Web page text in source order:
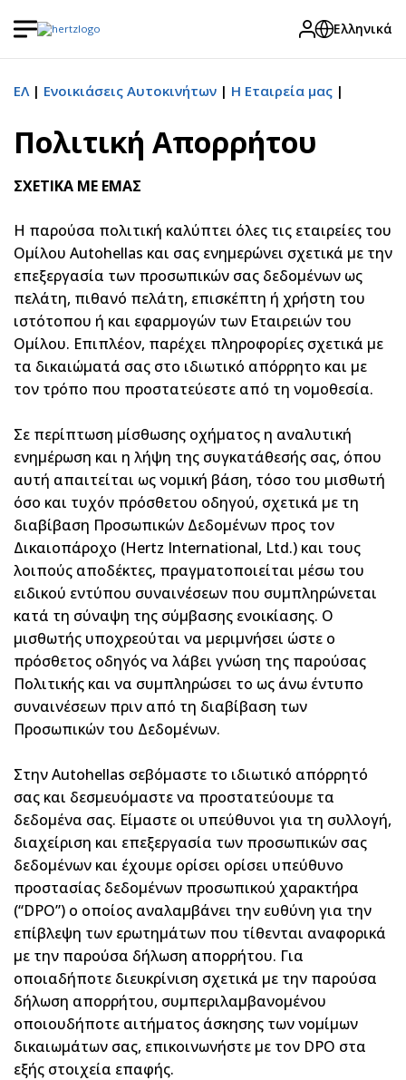
Ελληνικά
ΕΛ Ενοικιάσεις Αυτοκινήτων Η Εταιρεία μας
Πολιτική Απορρήτου
ΣΧΕΤΙΚΑ ΜΕ ΕΜΑΣ
Η παρούσα πολιτική καλύπτει όλες τις εταιρείες του
Ομίλου Autohellas και σας ενημερώνει σχετικά με την
επεξεργασία των προσωπικών σας δεδομένων ως
πελάτη, πιθανό πελάτη, επισκέπτη ή χρήστη του
ιστότοπου ή και εφαρμογών των Εταιρειών του
Ομίλου. Επιπλέον, παρέχει πληροφορίες σχετικά με
τα δικαιώματά σας στο ιδιωτικό απόρρητο και με
τον τρόπο που προστατεύεστε από τη νομοθεσία.
Σε περίπτωση μίσθωσης οχήματος η αναλυτική
ενημέρωση και η λήψη της συγκατάθεσής σας, όπου
αυτή απαιτείται ως νομική βάση, τόσο του μισθωτή
όσο και τυχόν πρόσθετου οδηγού, σχετικά με τη
διαβίβαση Προσωπικών Δεδομένων προς τον
Δικαιοπάροχο (Hertz International, Ltd.) και τους
λοιπούς αποδέκτες, πραγματοποιείται μέσω του
ειδικού εντύπου συναινέσεων που συμπληρώνεται
κατά τη σύναψη της σύμβασης ενοικίασης. Ο
μισθωτής υποχρεούται να μεριμνήσει ώστε ο
πρόσθετος οδηγός να λάβει γνώση της παρούσας
Πολιτικής και να συμπληρώσει το ως άνω έντυπο
συναινέσεων πριν από τη διαβίβαση των
Προσωπικών του Δεδομένων.
Στην Autohellas σεβόμαστε το ιδιωτικό απόρρητό
σας και δεσμευόμαστε να προστατεύουμε τα
δεδομένα σας. Είμαστε οι υπεύθυνοι για τη συλλογή,
διαχείριση και επεξεργασία των προσωπικών σας
δεδομένων και έχουμε ορίσει ορίσει υπεύθυνο
προστασίας δεδομένων προσωπικού χαρακτήρα
(“DPO”) ο οποίος αναλαμβάνει την ευθύνη για την
επίβλεψη των ερωτημάτων που τίθενται αναφορικά
με την παρούσα δήλωση απορρήτου. Για
οποιαδήποτε διευκρίνιση σχετικά με την παρούσα
δήλωση απορρήτου, συμπεριλαμβανομένου
οποιουδήποτε αιτήματος άσκησης των νομίμων
δικαιωμάτων σας, επικοινωνήστε με τον DPO στα
εξής στοιχεία επαφής.